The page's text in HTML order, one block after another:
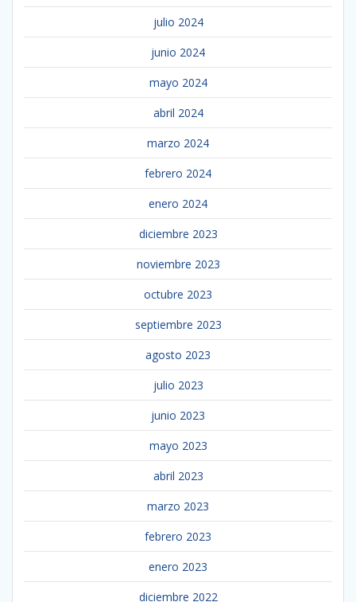
julio 2024
junio 2024
mayo 2024
abril 2024
marzo 2024
febrero 2024
enero 2024
diciembre 2023
noviembre 2023
octubre 2023
septiembre 2023
agosto 2023
julio 2023
junio 2023
mayo 2023
abril 2023
marzo 2023
febrero 2023
enero 2023
diciembre 2022